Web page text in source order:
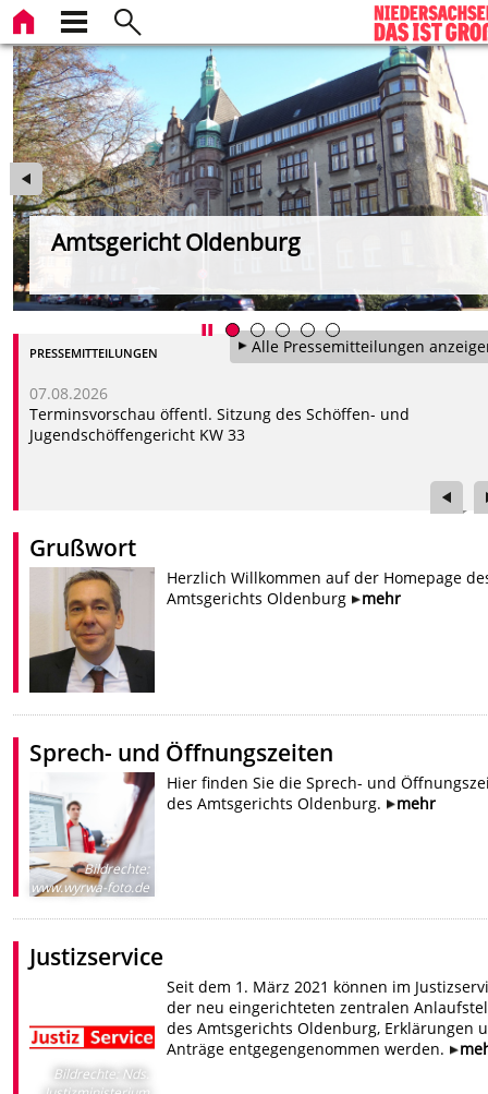
Amtsgericht Oldenburg
Alle Pressemitteilungen
PRESSEMITTEILUNGEN
07.08.2026
Terminsvorschau öffentl. Sitzung des Schöffen- und
Jugendschöffengericht KW 33
Grußwort
Herzlich Willkommen auf der Homepage
Amtsgerichts Oldenburg
mehr
Sprech- und Öffnungszeiten
Bildrechte:
www.wyrwa-foto.de
Hier finden Sie die Sprech- und
des Amtsgerichts Oldenburg.
mehr
Justizservice
Bildrechte: Nds.
Seit dem 1. März 2021 können im
der neu eingerichteten zentralen
des Amtsgerichts Oldenburg, Erklärungen
Anträge entgegengenommen werden.